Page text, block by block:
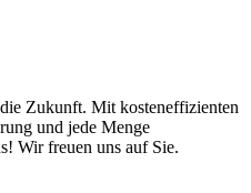
Zukunft. Mit kosteneffizienten
und jede Menge
Wir freuen uns auf Sie.